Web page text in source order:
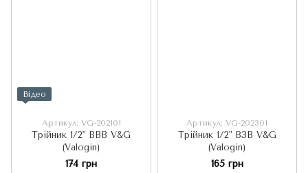
Відео
Артикул: VG-202101
Трійник 1/2" ВВВ V&G
(Valogin)
174 грн
Артикул: VG-202301
Трійник 1/2" ВЗВ V&G
(Valogin)
165 грн